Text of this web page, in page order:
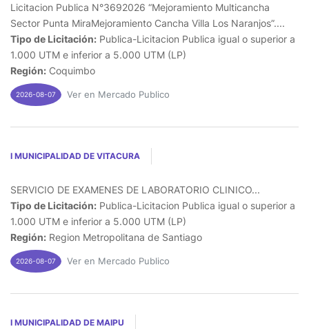
Licitacion Publica N°3692026 “Mejoramiento Multicancha
Sector Punta MiraMejoramiento Cancha Villa Los Naranjos”....
Tipo de Licitación: Publica-Licitacion Publica igual o superior a
1.000 UTM e inferior a 5.000 UTM (LP)
Región: Coquimbo
2026-08-07 Ver en Mercado Publico
I MUNICIPALIDAD DE VITACURA
SERVICIO DE EXAMENES DE LABORATORIO CLINICO...
Tipo de Licitación: Publica-Licitacion Publica igual o superior a
1.000 UTM e inferior a 5.000 UTM (LP)
Región: Region Metropolitana de Santiago
2026-08-07 Ver en Mercado Publico
I MUNICIPALIDAD DE MAIPU